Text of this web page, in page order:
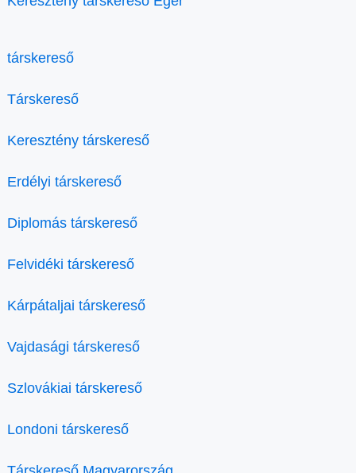
társkereső
Társkereső
Keresztény társkereső
Erdélyi társkereső
Diplomás társkereső
Felvidéki társkereső
Kárpátaljai társkereső
Vajdasági társkereső
Szlovákiai társkereső
Londoni társkereső